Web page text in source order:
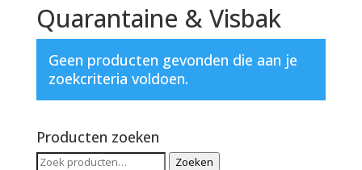
Quarantaine & Visbak
Geen producten gevonden die aan je
zoekcriteria voldoen.
Producten zoeken
Zoeken
Zoeken